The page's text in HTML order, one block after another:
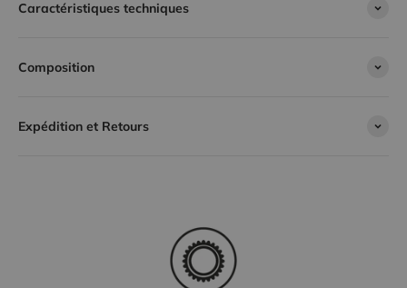
Caractéristiques techniques
Composition
Expédition et Retours